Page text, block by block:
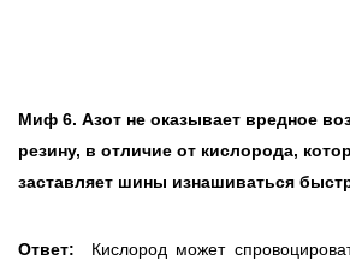
Миф 6. Азот не оказывает вредное
резину, в отличие от кислорода,
заставляет шины изнашиваться
Ответ: Кислород может